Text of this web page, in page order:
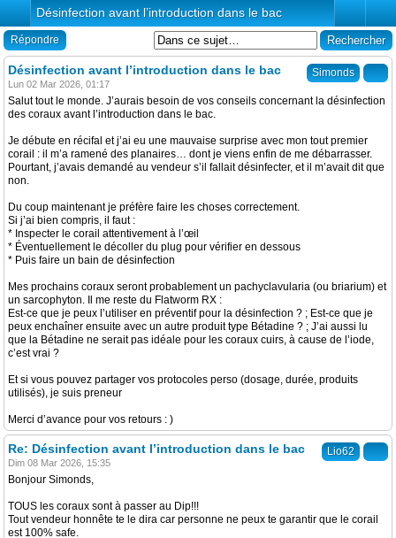
Désinfection avant l’introduction dans le bac
Répondre
Simonds
Désinfection avant l’introduction dans le bac
Lun 02 Mar 2026, 01:17
Salut tout le monde. J’aurais besoin de vos conseils concernant la désinfection
des coraux avant l’introduction dans le bac.
Je débute en récifal et j’ai eu une mauvaise surprise avec mon tout premier
corail : il m’a ramené des planaires… dont je viens enfin de me débarrasser.
Pourtant, j’avais demandé au vendeur s’il fallait désinfecter, et il m’avait dit que
non.
Du coup maintenant je préfère faire les choses correctement.
Si j’ai bien compris, il faut :
* Inspecter le corail attentivement à l’œil
* Éventuellement le décoller du plug pour vérifier en dessous
* Puis faire un bain de désinfection
Mes prochains coraux seront probablement un pachyclavularia (ou briarium) et
un sarcophyton. Il me reste du Flatworm RX :
Est-ce que je peux l’utiliser en préventif pour la désinfection ? ; Est-ce que je
peux enchaîner ensuite avec un autre produit type Bétadine ? ; J’ai aussi lu
que la Bétadine ne serait pas idéale pour les coraux cuirs, à cause de l’iode,
c’est vrai ?
Et si vous pouvez partager vos protocoles perso (dosage, durée, produits
utilisés), je suis preneur
Merci d’avance pour vos retours : )
Lio62
Re: Désinfection avant l’introduction dans le bac
Dim 08 Mar 2026, 15:35
Bonjour Simonds,
TOUS les coraux sont à passer au Dip!!!
Tout vendeur honnête te le dira car personne ne peux te garantir que le corail
est 100% safe.